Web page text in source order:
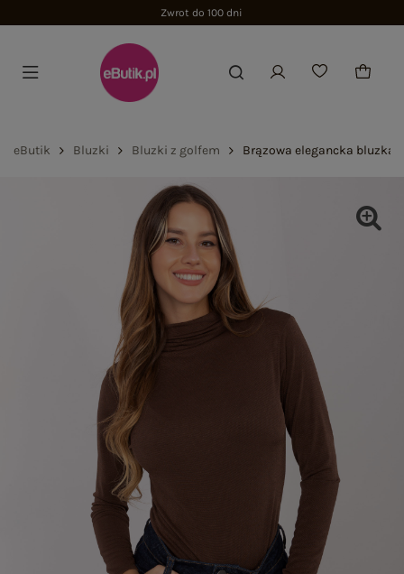
Zwrot do 100 dni
eButik Bluzki Bluzki z golfem Brązowa elegancka bluzka z